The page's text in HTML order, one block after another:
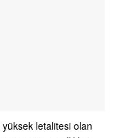
letalitesi olan